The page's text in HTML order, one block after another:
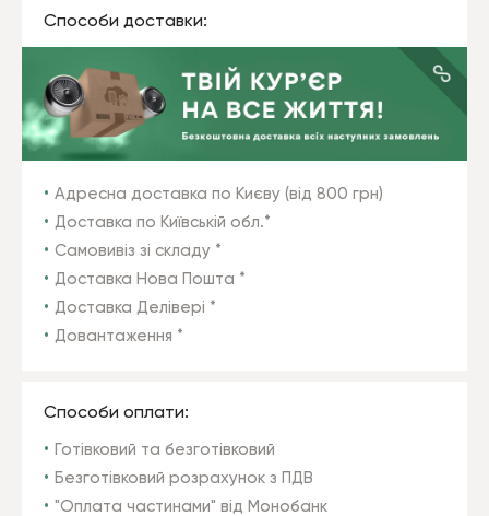
Способи доставки:
Адресна доставка по Києву (від 800 грн)
Доставка по Київській обл.*
Самовивіз зі складу *
Доставка Нова Пошта *
Доставка Делівері *
Довантаження *
Способи оплати:
Готівковий та безготівковий
Безготівковий розрахунок з ПДВ
"Оплата частинами" від Монобанк